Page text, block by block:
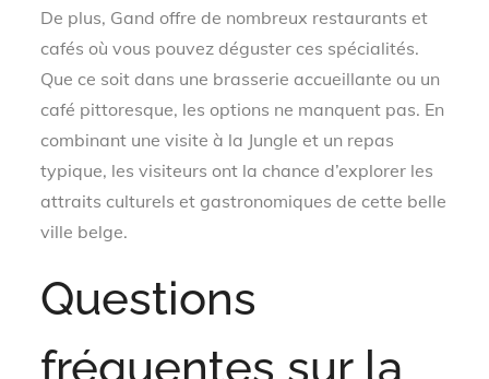
De plus, Gand offre de nombreux restaurants et
cafés où vous pouvez déguster ces spécialités.
Que ce soit dans une brasserie accueillante ou un
café pittoresque, les options ne manquent pas. En
combinant une visite à la Jungle et un repas
typique, les visiteurs ont la chance d’explorer les
attraits culturels et gastronomiques de cette belle
ville belge.
Questions
fréquentes sur la